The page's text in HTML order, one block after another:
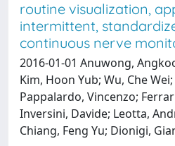
routine visualization,
intermittent,
continuous nerve
2016-01-01 Anuwong,
Kim, Hoon Yub; Wu, Che
Pappalardo, Vincenzo;
Inversini, Davide; Leotta,
Chiang, Feng Yu; Dionigi,